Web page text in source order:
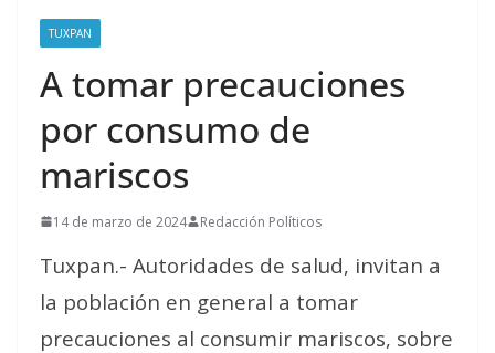
TUXPAN
A tomar precauciones
por consumo de
mariscos
14 de marzo de 2024 Redacción Políticos
Tuxpan.- Autoridades de salud, invitan a
la población en general a tomar
precauciones al consumir mariscos, sobre